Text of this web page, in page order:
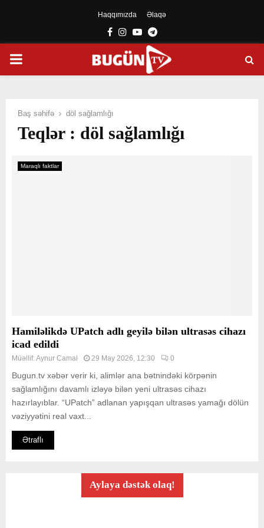
Haqqımızda Əlaqə
Facebook
Instagram
YoutubeTelegram
PRIMARY
Baş səhifə döl sağlamlığı
Teqlər : döl sağlamlığı
Maraqlı faktlar
Hamiləlikdə UPatch adlı geyilə bilən ultrasəs cihazı
icad edildi
Müəllif:Aynur Camal 29 May 2026, 12:30 0
Bugun.tv xəbər verir ki, alimlər ana bətnindəki körpənin
sağlamlığını davamlı izləyə bilən yeni ultrasəs cihazı
hazırlayıblar. “UPatch” adlanan yapışqan ultrasəs yamağı dölün
vəziyyətini real vaxt...
Ətraflı
Aylaya dəstək olaq!